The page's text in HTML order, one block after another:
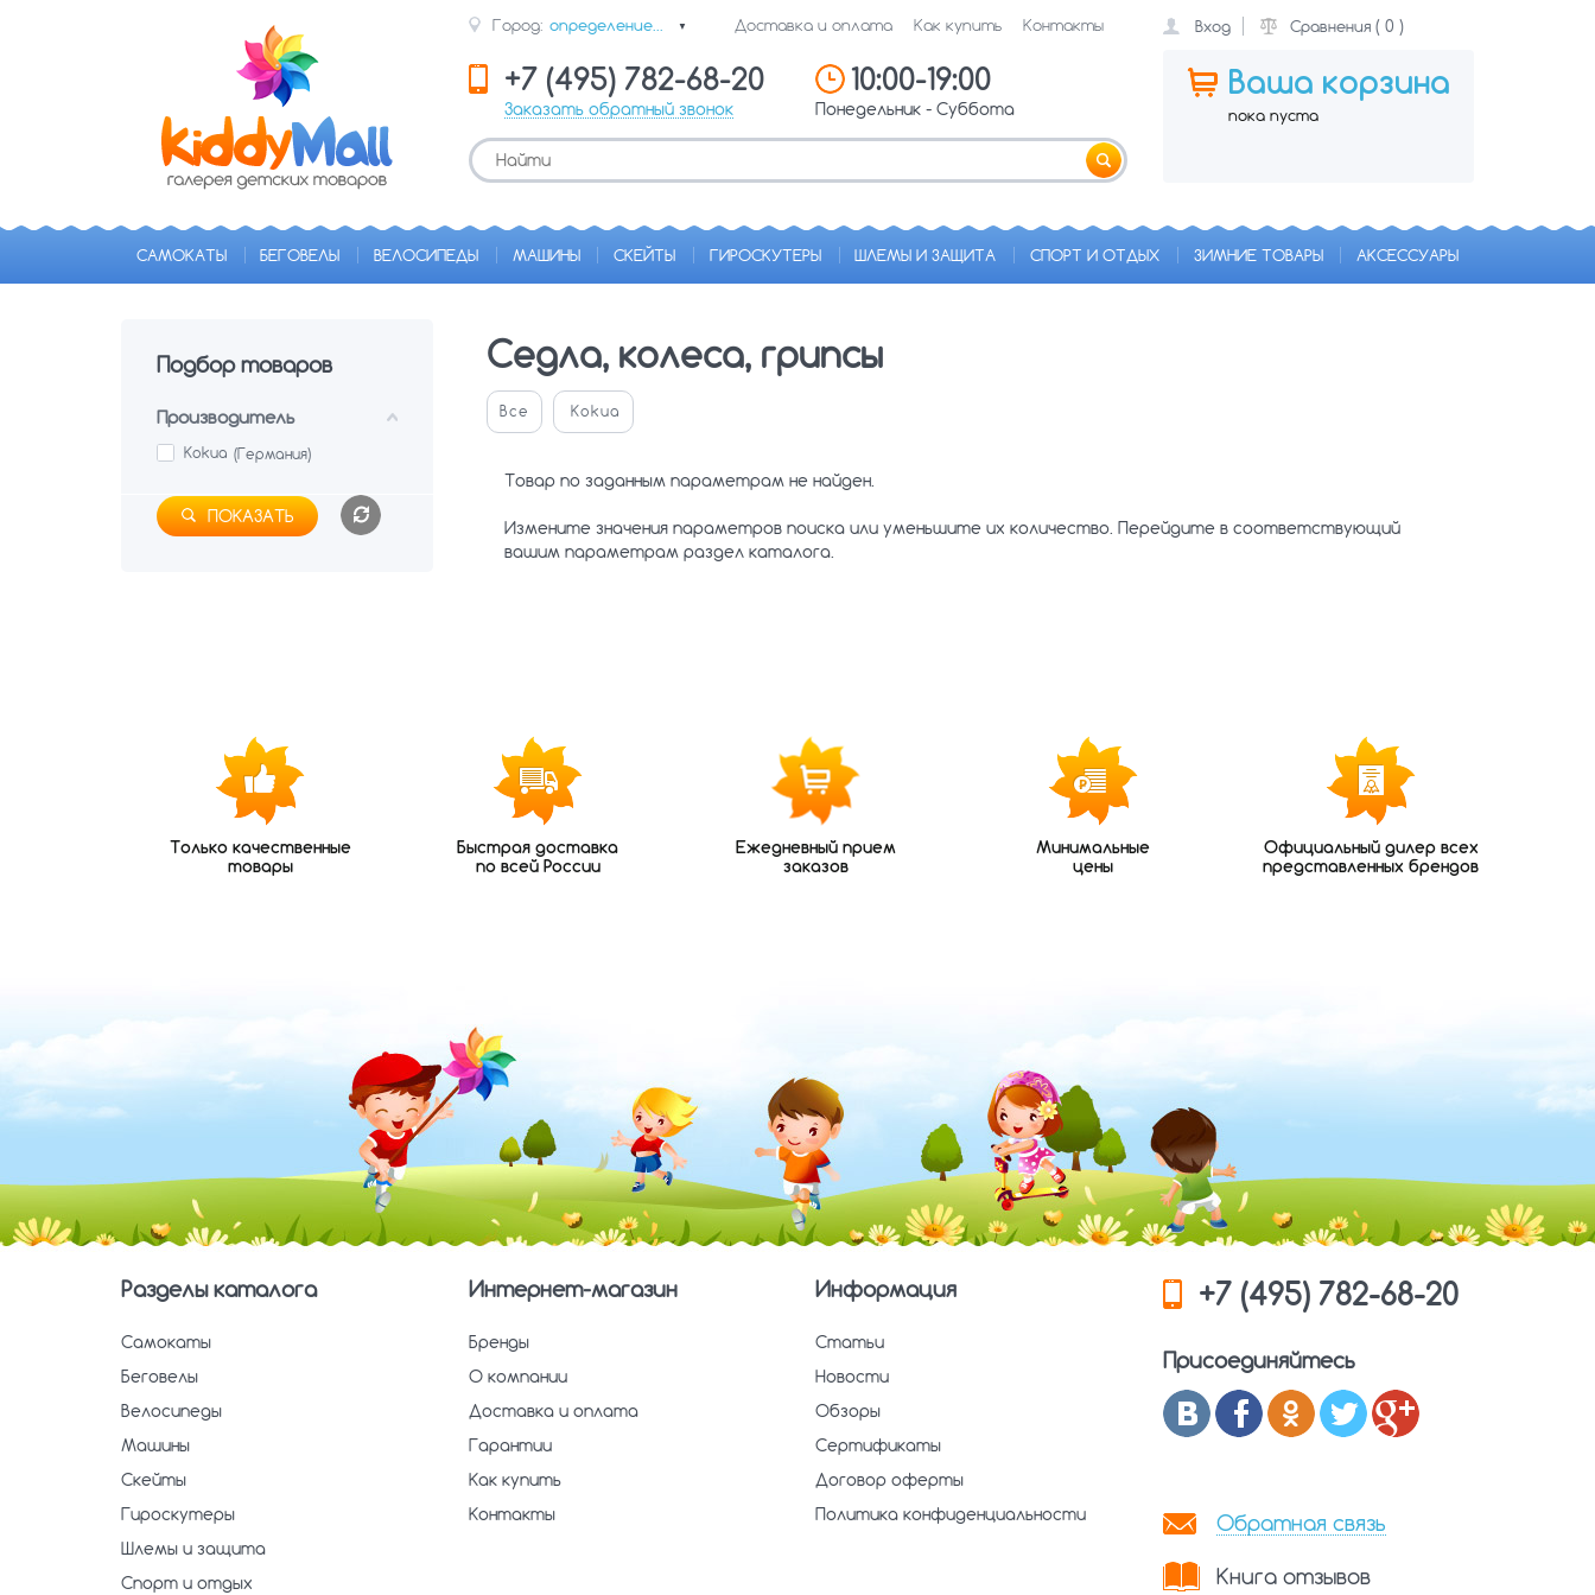
Город: определение... ▼ Доставка и оплата Как купить Контакты
+7 (495) 782-68-20
Заказать обратный звонок
10:00-19:00
Понедельник - Суббота
Вход Сравнения( 0 )
Ваша корзина
пока пуста
САМОКАТЫ БЕГОВЕЛЫ ВЕЛОСИПЕДЫ МАШИНЫ СКЕЙТЫ ГИРОСКУТЕРЫ ШЛЕМЫ И ЗАЩИТА СПОРТ И ОТДЫХ ЗИМНИЕ ТОВАРЫ АКСЕССУАРЫ
Подбор товаров
Производитель
Kokua (Германия)
ПОКАЗАТЬ
Седла, колеса, грипсы
Все Kokua
Товар по заданным параметрам не найден.
Измените значения параметров поиска или уменьшите их количество. Перейдите в соответствующий
вашим параметрам раздел каталога.
Только качественные
товары
Быстрая доставка
по всей России
Ежедневный прием
заказов
Минимальные
цены
Официальный дилер всех
представленных брендов
Разделы каталога
Самокаты
Беговелы
Велосипеды
Машины
Скейты
Гироскутеры
Шлемы и защита
Спорт и отдых
Интернет-магазин
Бренды
О компании
Доставка и оплата
Гарантии
Как купить
Контакты
Информация
Статьи
Новости
Обзоры
Сертификаты
Договор оферты
Политика конфиденциальности
+7 (495) 782-68-20
Присоединяйтесь
Обратная связь
Книга отзывов